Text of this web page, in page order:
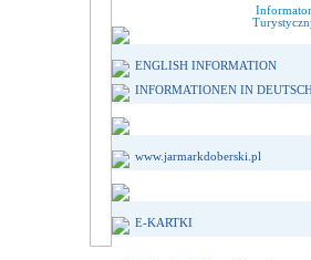
Informator
ENGLISH INFORMATION
INFORMATIONEN IN
www.jarmarkdoberski.pl
E-KARTKI